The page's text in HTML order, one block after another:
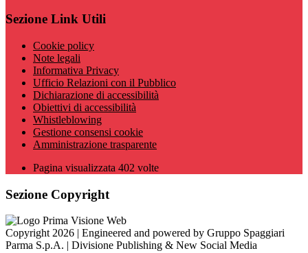
Sezione Link Utili
Cookie policy
Note legali
Informativa Privacy
Ufficio Relazioni con il Pubblico
Dichiarazione di accessibilità
Obiettivi di accessibilità
Whistleblowing
Gestione consensi cookie
Amministrazione trasparente
Pagina visualizzata 402 volte
Sezione Copyright
Copyright 2026 | Engineered and powered by Gruppo Spaggiari
Parma S.p.A. | Divisione Publishing & New Social Media